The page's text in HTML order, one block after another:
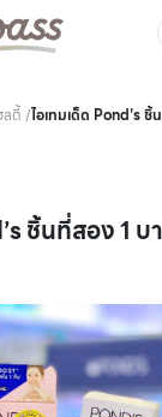
ลตี้ /ไอเทมเด็ด Pond’s
ชิ้นที่สอง 1